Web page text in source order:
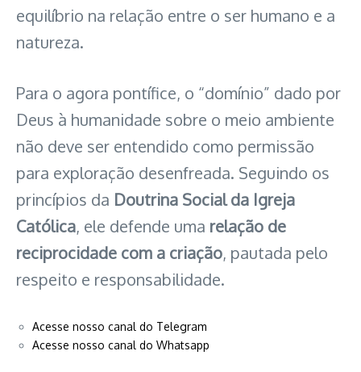
equilíbrio na relação entre o ser humano e a
natureza.
Para o agora pontífice, o “domínio” dado por
Deus à humanidade sobre o meio ambiente
não deve ser entendido como permissão
para exploração desenfreada. Seguindo os
princípios da Doutrina Social da Igreja
Católica, ele defende uma relação de
reciprocidade com a criação, pautada pelo
respeito e responsabilidade.
Acesse nosso canal do Telegram
Acesse nosso canal do Whatsapp